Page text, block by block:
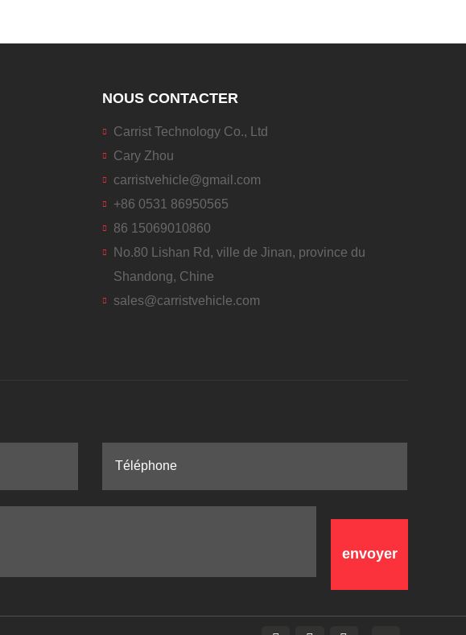
NOUS CONTACTER
Carrist Technology Co., Ltd
Cary Zhou
carristvehicle@gmail.com
+86 0531 86950565
86 15069010860
No.80 Lishan Rd, ville de Jinan, province du
Shandong, Chine
sales@carristvehicle.com
envoyer